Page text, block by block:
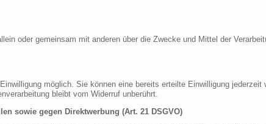
oder gemeinsam mit anderen über die Zwecke und Mittel der
möglich. Sie können eine bereits erteilte Einwilligung
bleibt vom Widerruf unberührt.
sowie gegen Direktwerbung (Art. 21 DSGVO)